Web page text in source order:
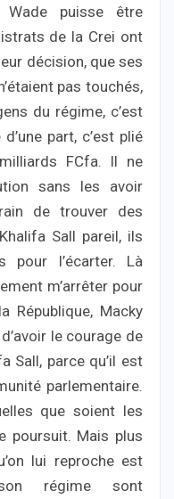
puisse être
de la Crei ont
décision, que ses
pas touchés,
du régime, c’est
part, c’est plié
FCfa. Il ne
sans les avoir
de trouver des
Sall pareil, ils
pour l’écarter. Là
m’arrêter pour
République, Macky
le courage de
Sall, parce qu’il est
parlementaire.
que soient les
poursuit. Mais plus
lui reproche est
régime sont